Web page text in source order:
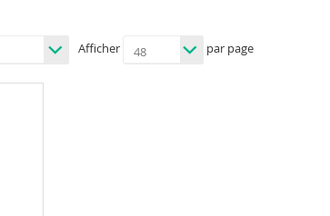
Afficher par page